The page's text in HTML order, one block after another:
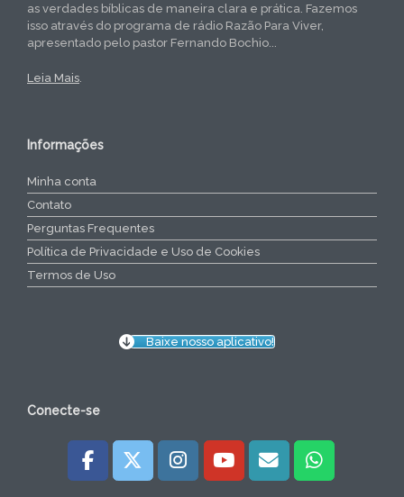
as verdades bíblicas de maneira clara e prática. Fazemos
isso através do programa de rádio Razão Para Viver,
apresentado pelo pastor Fernando Bochio...
Leia Mais
Informações
Minha conta
Contato
Perguntas Frequentes
Política de Privacidade e Uso de Cookies
Termos de Uso
Baixe nosso aplicativo!
Conecte-se